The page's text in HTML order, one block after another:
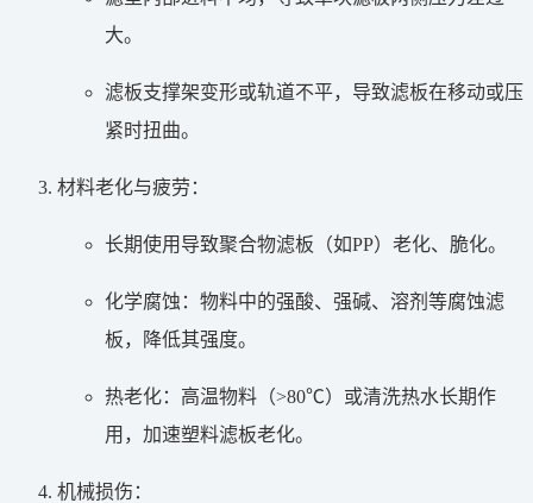
大。
滤板支撑架变形或轨道不平，导致滤板在移动或压
紧时扭曲。
材料老化与疲劳：
长期使用导致聚合物滤板（如PP）老化、脆化。
化学腐蚀：物料中的强酸、强碱、溶剂等腐蚀滤
板，降低其强度。
热老化：高温物料（>80℃）或清洗热水长期作
用，加速塑料滤板老化。
机械损伤：